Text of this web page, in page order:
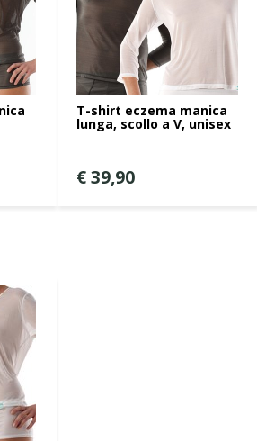
T-shirt eczema manica
lunga, scollo a V, unisex
€ 39,90